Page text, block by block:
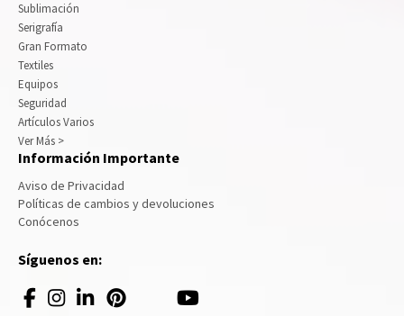
Sublimación
Serigrafía
Gran Formato
Textiles
Equipos
Seguridad
Artículos Varios
Ver Más >
Información Importante
Aviso de Privacidad
Políticas de cambios y devoluciones
Conócenos
Síguenos en: